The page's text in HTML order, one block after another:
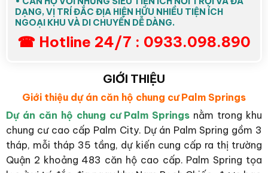
DẠNG, VỊ TRÍ ĐẮC ĐỊA HIỆN HỮU NHIỀU TIỆN ÍCH
NGOẠI KHU VÀ DI CHUYỂN DỄ DÀNG.
☎ Hotline 24/7 : 0933.098.890
GIỚI THIỆU
Giới thiệu dự án căn hộ chung cư Palm Springs
Dự án căn hộ chung cư Palm Springs nằm trong khu
chung cư cao cấp Palm City. Dự án Palm Spring gồm 3
tháp, mỗi tháp 35 tầng, dự kiến cung cấp ra thị trường
Quận 2 khoảng 483 căn hộ cao cấp. Palm Spring tọa